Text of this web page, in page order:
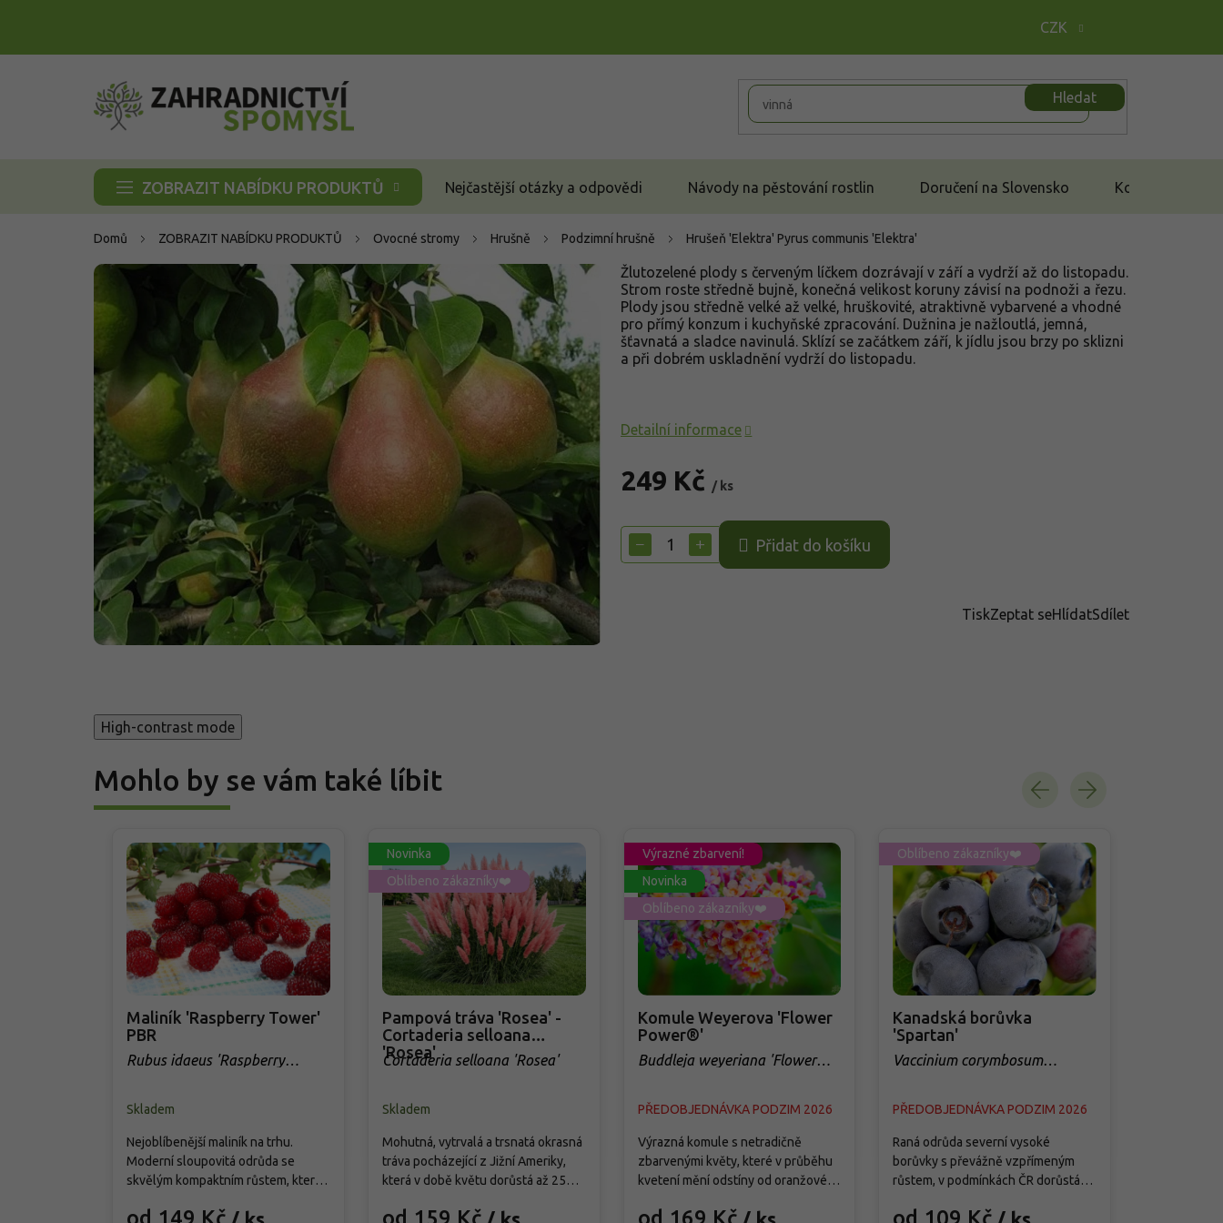
CZK
Hledat
ZOBRAZIT NABÍDKU PRODUKTŮ Nejčastější otázky a odpovědi Návody na pěstování rostlin Doručení na Slovensko Kontakt
Domů ZOBRAZIT NABÍDKU PRODUKTŮ Ovocné stromy Hrušně Podzimní hrušně Hrušeň 'Elektra' Pyrus communis 'Elektra'
249 Kč / ks
cena:
+
− Přidat do košíku
Žlutozelené plody s červeným líčkem dozrávají v září a vydrží až do listopadu.
Strom roste středně bujně, konečná velikost koruny závisí na podnoži a řezu.
Plody jsou středně velké až velké, hruškovité, atraktivně vybarvené a vhodné
pro přímý konzum i kuchyňské zpracování. Dužnina je nažloutlá, jemná,
šťavnatá a sladce navinulá. Sklízí se začátkem září, k jídlu jsou brzy po sklizni
a při dobrém uskladnění vydrží do listopadu.
Detailní informace
TiskZeptat seHlídatSdílet
High-contrast mode
Mohlo by se vám také líbit
Maliník 'Raspberry Tower'
PBR
Rubus idaeus 'Raspberry
Skladem
Nejoblíbenější maliník na trhu.
Moderní sloupovitá odrůda se
skvělým kompaktním růstem, která
úrodu velkých, sladkých a
Novinka
Oblíbeno zákazníky❤️
Pampová tráva 'Rosea' -
Cortaderia selloana
'Rosea'
Cortaderia selloana 'Rosea'
Skladem
Mohutná, vytrvalá a trsnatá okrasná
tráva pocházející z Jižní Ameriky,
která v době květu dorůstá až 250
chocholatá květenství světle
Výrazné zbarvení!
Novinka
Oblíbeno zákazníky❤️
Komule Weyerova 'Flower
Power®'
Buddleja weyeriana 'Flower
PŘEDOBJEDNÁVKA PODZIM 2026
Výrazná komule s netradičně
zbarvenými květy, které v průběhu
kvetení mění odstíny od oranžové
od července do září a pravidelně
Oblíbeno zákazníky❤️
Kanadská borůvka
'Spartan'
Vaccinium corymbosum
PŘEDOBJEDNÁVKA PODZIM 2026
Raná odrůda severní vysoké
borůvky s převážně vzpřímeným
růstem, v podmínkách ČR dorůstá
vytváří středně hustý keř s pevnými